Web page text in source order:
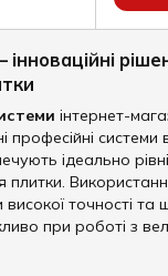
інтернет-
професійні системи
ідеально
плитки.
точності та
при роботі з